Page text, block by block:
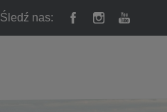
Śledź nas: